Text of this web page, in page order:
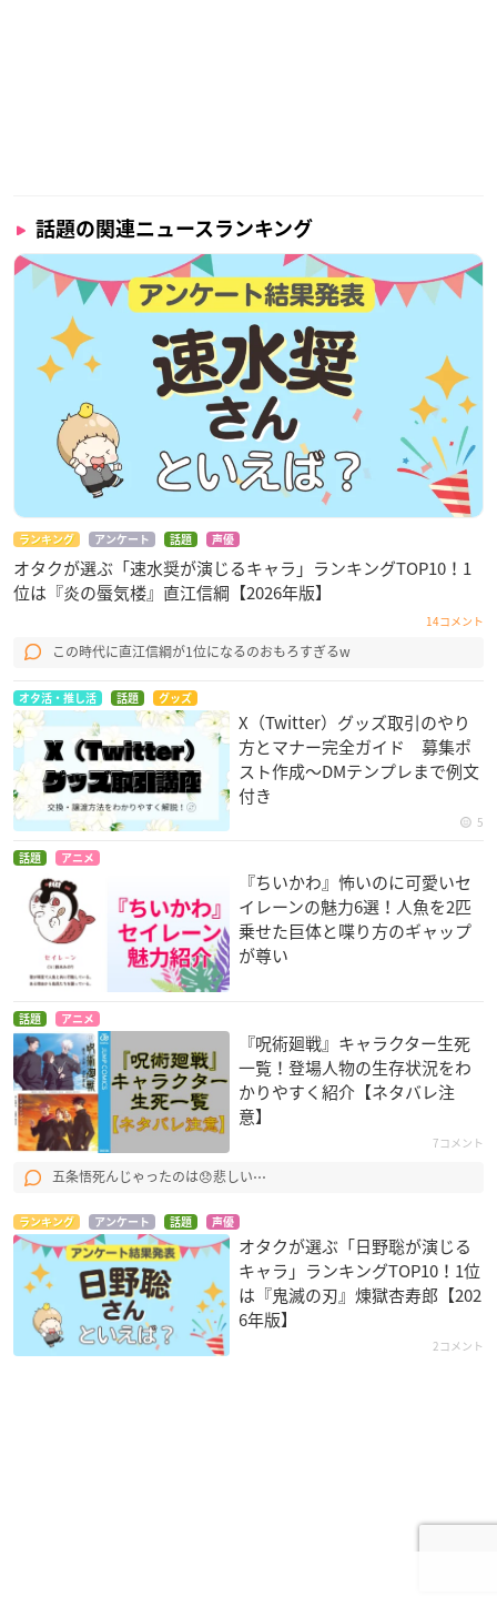
話題の関連ニュースランキング
ランキング アンケート 話題 声優
オタクが選ぶ「速水奨が演じるキャラ」ランキングTOP10！1
位は『炎の蜃気楼』直江信綱【2026年版】
14コメント
この時代に直江信綱が1位になるのおもろすぎるw
オタ活・推し活 話題 グッズ
X（Twitter）グッズ取引のやり
方とマナー完全ガイド 募集ポ
スト作成〜DMテンプレまで例文
付き
5
話題 アニメ
『ちいかわ』怖いのに可愛いセ
イレーンの魅力6選！人魚を2匹
乗せた巨体と喋り方のギャップ
が尊い
話題 アニメ
『呪術廻戦』キャラクター生死
一覧！登場人物の生存状況をわ
かりやすく紹介【ネタバレ注
意】
7コメント
五条悟死んじゃったのは😞悲しい⋯
ランキング アンケート 話題 声優
オタクが選ぶ「日野聡が演じる
キャラ」ランキングTOP10！1位
は『鬼滅の刃』煉󠄁獄杏寿郎【202
6年版】
2コメント